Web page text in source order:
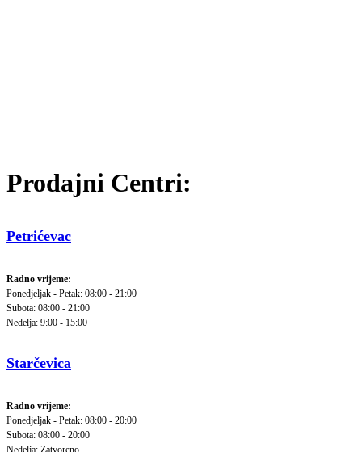
Prodajni Centri:
Petrićevac
Radno vrijeme:
Ponedjeljak - Petak: 08:00 - 21:00
Subota: 08:00 - 21:00
Nedelja: 9:00 - 15:00
Starčevica
Radno vrijeme:
Ponedjeljak - Petak: 08:00 - 20:00
Subota: 08:00 - 20:00
Nedelja: Zatvoreno